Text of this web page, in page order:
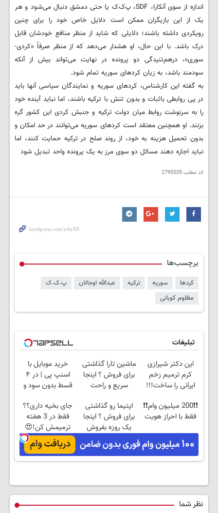
اندازه از سوی آنکارا، SDF، پ‌ک‌ک یا حتی دمشق دنبال می‌شود و هر
یک از این بازیگران ممکن است دلایل خاص خود را برای چنین
رویکردی داشته باشند؛ دلایلی که شاید از منظر منافع خودشان قابل
درک باشد. با این حال، او هشدار می‌دهد که از منظر صرفاً «کردی-
سوری»، درهم‌تنیدگی دو پرونده در نهایت می‌تواند بیش از آنکه
سودمند باشد، به زیان کردهای سوریه تمام شود.
به گفته این کارشناس، کردهای سوریه و نمایندگان سیاسی آنها باید
در پی روابطی باثبات و بدون تنش با ترکیه باشند، اما نباید آینده خود
را به سرنوشت روابط میان دولت ترکیه و جنبش کردی این کشور گره
بزنند. او همچنین معتقد است کردهای سوریه می‌توانند در حد امکان و
بدون تحمیل هزینه به خود، از روند صلح در ترکیه حمایت کنند، اما
نباید اجازه دهند مسائل دو سوی مرز به یک پرونده واحد تبدیل شود
کد مطلب2795535
برچسب‌ها
کردها سوریه ترکیه عبدالله اوجالان
پ.ک.ک
مظلوم کوبانی
تبلیغات
این دکتر شیرازی
کرم ترمیم زخم
ایرانی را ساخت!!!
ماشین تارا گذاشتی
برای فروش ؟ اینجا
سریع و راحت
خرید موبایل با
اسنپ پی | در ۴
قسط بدون سود و
❗❗200 میلیون وام❗❗
فقط با احراز هویت
اپتیما رو گذاشتی
برای فروش ؟ اینجا
یک روزه بفروش
جای بخیه داری؟؟
فقط در 3 هفته
ترمیمش کن!😍
نظر شما